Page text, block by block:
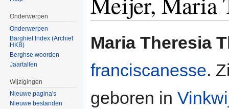
Maria Theresia
franciscanesse.
geboren in
Onderwerpen
Onderwerpen
Barghief Index (Archief
HKB)
Berghse woorden
Jaartallen
Wijzigingen
Nieuwe pagina's
Nieuwe bestanden